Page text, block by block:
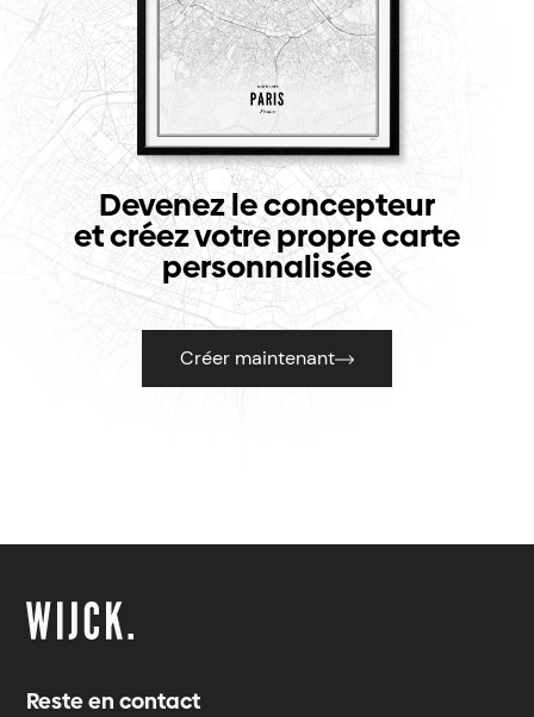
Devenez le concepteur
et créez votre propre carte
personnalisée
Créer maintenant
Reste en contact